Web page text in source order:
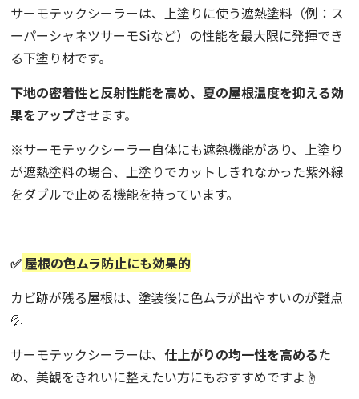
サーモテックシーラーは、上塗りに使う遮熱塗料（例：ス
ーパーシャネツサーモSiなど）の性能を最大限に発揮でき
る下塗り材です。
下地の密着性と反射性能を高め、夏の屋根温度を抑える効
果をアップさせます。
※サーモテックシーラー自体にも遮熱機能があり、上塗り
が遮熱塗料の場合、上塗りでカットしきれなかった紫外線
をダブルで止める機能を持っています。
✅ 屋根の色ムラ防止にも効果的
カビ跡が残る屋根は、塗装後に色ムラが出やすいのが難点
💦
サーモテックシーラーは、仕上がりの均一性を高めるた
め、美観をきれいに整えたい方にもおすすめですよ☝️